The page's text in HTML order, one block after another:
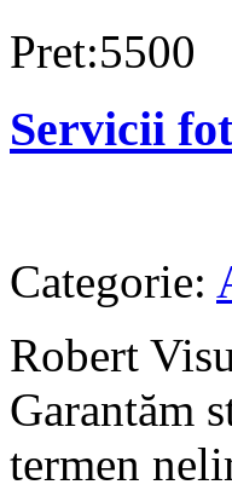
Pret:5500
Servicii
Categorie:
Robert
Garantăm
termen